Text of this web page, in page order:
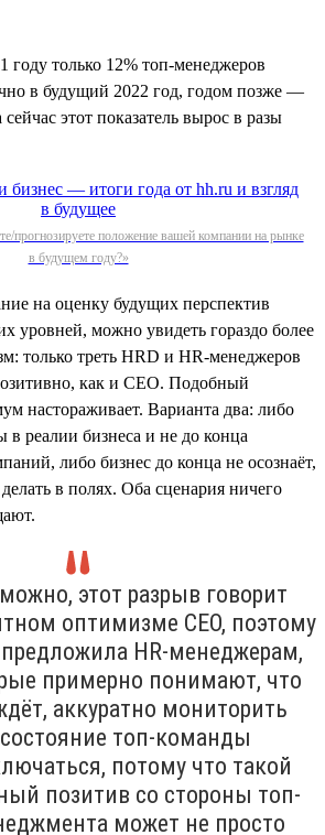
году только 12% топ-менеджеров
в будущий 2022 год, годом позже —
этот показатель вырос в разы
прогнозируете положение вашей компании на рынке
в будущем году?»
на оценку будущих перспектив
уровней, можно увидеть гораздо более
только треть HRD и HR-менеджеров
как и СЕО. Подобный
настораживает. Варианта два: либо
реалии бизнеса и не до конца
либо бизнес до конца не осознаёт,
в полях. Оба сценария ничего
этот разрыв говорит
оптимизме СЕО, поэтому
HR-менеджерам,
примерно понимают, что
аккуратно мониторить
состояние топ-команды
потому что такой
позитив со стороны топ-
может не просто